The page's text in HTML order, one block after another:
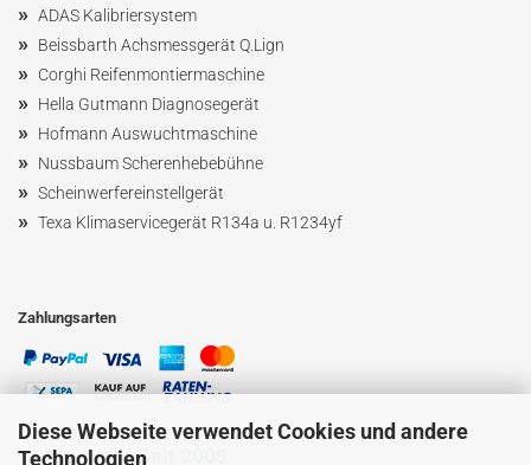
Diese Webseite verwendet Cookies und andere
Technologien
» ADAS Kalibriersystem
» Beissbarth Achsmessgerät Q.Lign
» Corghi Reifenmontiermaschine
» Hella Gutmann Diagnosegerät
» Hofmann Auswuchtmaschine
» NussbaumScherenhebebühne
» Scheinwerfereinstellgerät
» Texa Klimaservicegerät R134a u. R1234yf
Zahlungsarten